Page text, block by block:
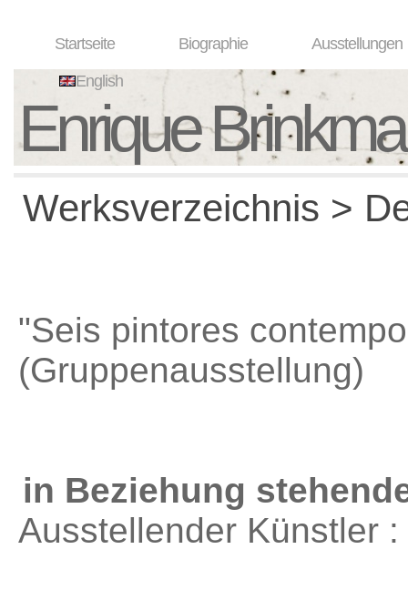
Startseite Biographie Ausstellungen
English
Enrique
Werksverzeichnis >
"Seis pintores
(Gruppenausstellung)
in Beziehung
Ausstellender Künstler